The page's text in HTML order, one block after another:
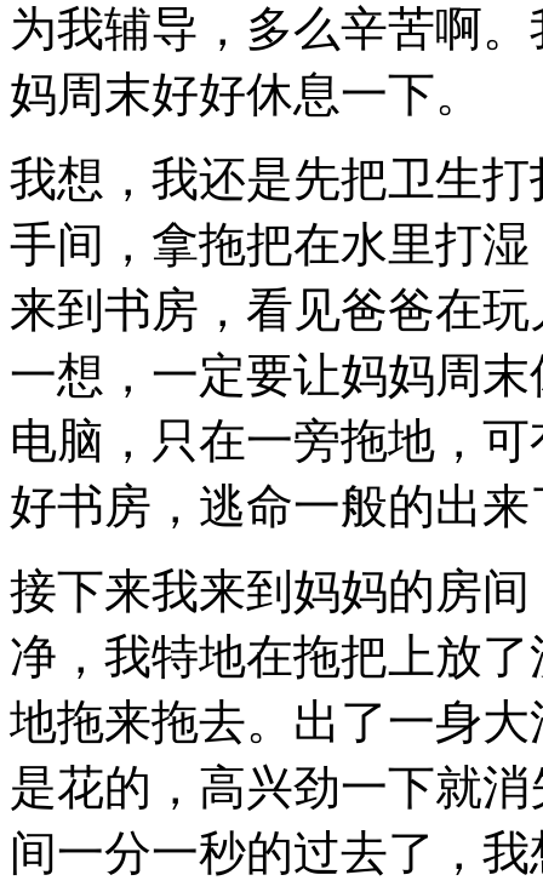
为我辅导，多么辛苦啊
妈周末好好休息一下。
我想，我还是先把卫生
手间，拿拖把在水里打
来到书房，看见爸爸在
一想，一定要让妈妈周
电脑，只在一旁拖地，
好书房，逃命一般的出来
接下来我来到妈妈的房
净，我特地在拖把上放
地拖来拖去。出了一身
是花的，高兴劲一下就
间一分一秒的过去了，